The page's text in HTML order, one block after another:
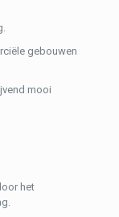
gebouwen
mooi
het